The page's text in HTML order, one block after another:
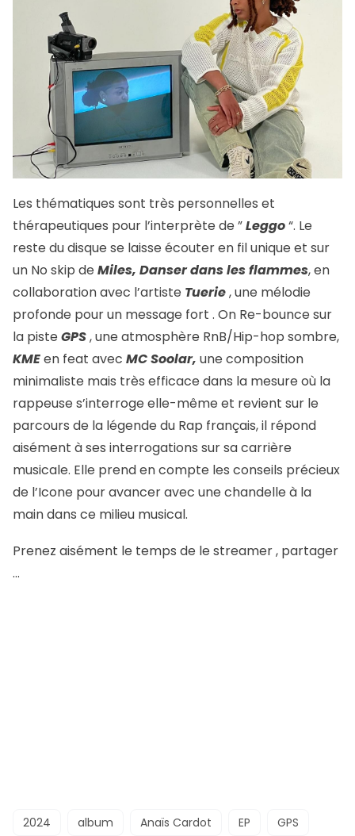
Les thématiques sont très personnelles et
thérapeutiques pour l’interprète de ”Leggo“. Le
reste du disque se laisse écouter en fil unique et sur
un No skip de Miles, Danser dans les flammes, en
collaboration avec l’artiste Tuerie, une mélodie
profonde pour un message fort . On Re-bounce sur
la piste GPS, une atmosphère RnB/Hip-hop sombre,
KMEen feat avec MC Soolar, une composition
minimaliste mais très efficace dans la mesure où la
rappeuse s’interroge elle-même et revient sur le
parcours de la légende du Rap français, il répond
aisément à ses interrogations sur sa carrière
musicale. Elle prend en compte les conseils précieux
de l’Icone pour avancer avec une chandelle à la
main dans ce milieu musical.
Prenez aisément le temps de le streamer , partager
…
2024 album Anaïs Cardot EP GPS